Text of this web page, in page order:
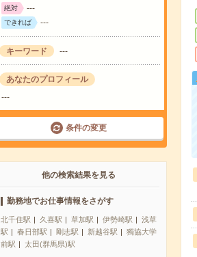
絶対 ---
できれば ---
キーワード ---
あなたのプロフィール
---
条件の変更
他の検索結果を見る
勤務地でお仕事情報をさがす
北千住駅 久喜駅 草加駅 伊勢崎駅
浅草
駅
春日部駅 剛志駅 新越谷駅
獨協大学
前駅
太田(群馬県)駅